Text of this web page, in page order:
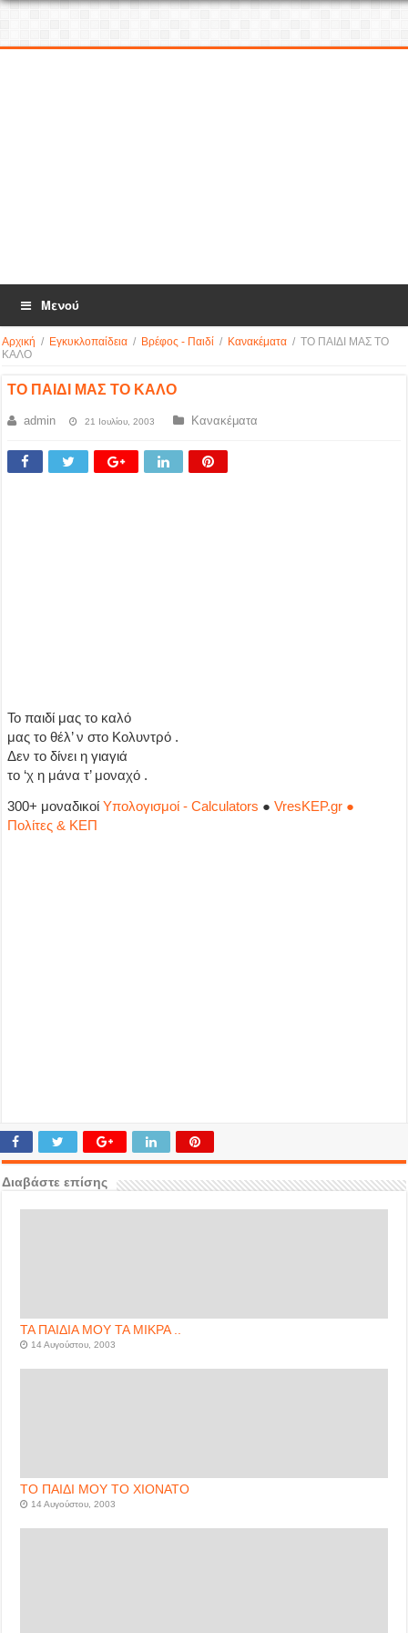
Μενού
Αρχική / Εγκυκλοπαίδεια / Βρέφος - Παιδί / Κανακέματα / ΤΟ ΠΑΙΔΙ ΜΑΣ ΤΟ
ΚΑΛΟ
ΤΟ ΠΑΙΔΙ ΜΑΣ ΤΟ ΚΑΛΟ
admin 21 Ιουλίου, 2003 Κανακέματα
Το παιδί μας το καλό
μας το θέλ’ ν στο Κολυντρό .
Δεν το δίνει η γιαγιά
το ‘χ η μάνα τ’ μοναχό .
300+ μοναδικοίΥπολογισμοί - Calculators ●VresKEP.gr ●
Πολίτες & ΚΕΠ
Διαβάστε επίσης
ΤΑ ΠΑΙΔΙΑ ΜΟΥ ΤΑ ΜΙΚΡΑ ..
14 Αυγούστου, 2003
ΤΟ ΠΑΙΔΙ ΜΟΥ ΤΟ ΧΙΟΝΑΤΟ
14 Αυγούστου, 2003